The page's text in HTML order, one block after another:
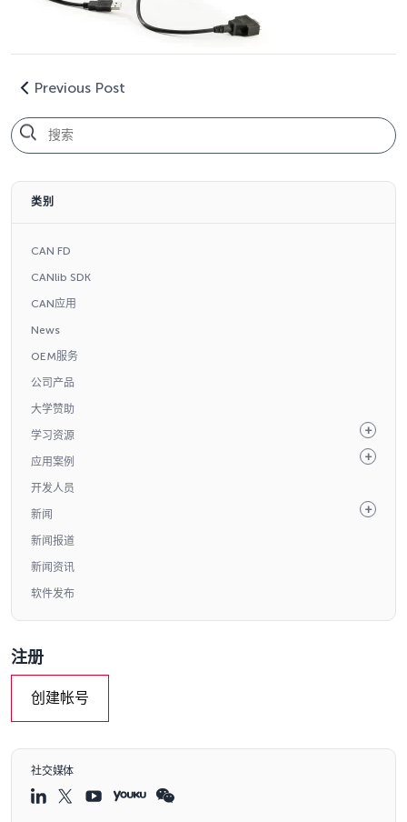
Previous Post
类别
CAN FD
CANlib SDK
CAN应用
News
OEM服务
公司产品
大学赞助
学习资源
应用案例
开发人员
新闻
新闻报道
新闻资讯
软件发布
注册
创建帐号
社交媒体